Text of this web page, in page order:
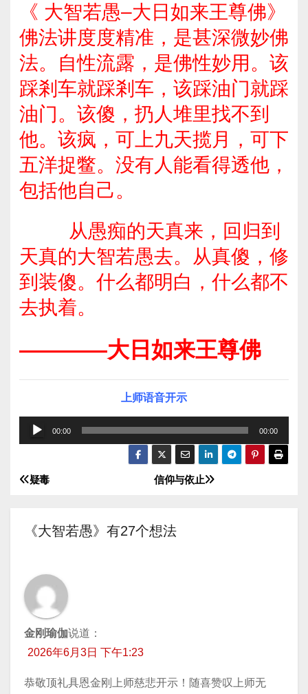
《 大智若愚–大日如来王尊佛》
佛法讲度度精准，是甚深微妙佛
法。自性流露，是佛性妙用。该
踩剎车就踩剎车，该踩油门就踩
油门。该傻，扔人堆里找不到
他。该疯，可上九天揽月，可下
五洋捉鳖。没有人能看得透他，
包括他自己。
从愚痴的天真来，回归到
天真的大智若愚去。从真傻，修
到装傻。什么都明白，什么都不
去执着。
————大日如来王尊佛
上师语音开示
频
放
00:00 00:00
文
导
航
信仰与依止
疑毒
《大智若愚》有27个想法
金刚瑜伽说道：
2026年6月3日 下午1:23
恭敬顶礼具恩金刚上师慈悲开示！随喜赞叹上师无